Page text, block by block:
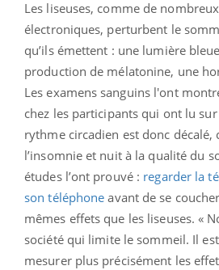
Les liseuses, comme de
électroniques, perturbent le
qu’ils émettent : une lumière
production de mélatonine, une
Les examens sanguins l'ont
chez les participants qui ont lu
rythme circadien est donc décalé,
l’insomnie et nuit à la qualité du
études l’ont prouvé : regarder la
son téléphone avant de se
mêmes effets que les liseuses. «
société qui limite le sommeil. Il
mesurer plus précisément les